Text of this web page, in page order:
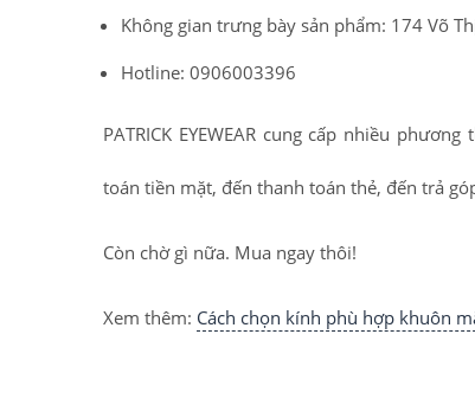
Không gian trưng bày sản phẩm: 174 Võ
Hotline: 0906003396
PATRICK EYEWEAR cung cấp nhiều
toán tiền mặt, đến thanh toán thẻ, đến trả
Còn chờ gì nữa. Mua ngay thôi!
Xem thêm: Cách chọn kính phù hợp khuôn